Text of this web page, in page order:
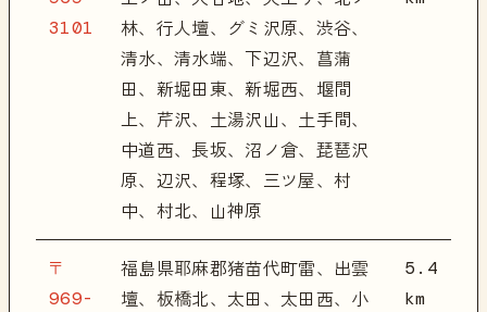
3101
林、行人壇、グミ沢原、渋谷、
清水、清水端、下辺沢、菖蒲
田、新堀田東、新堀西、堰間
上、芹沢、土湯沢山、土手間、
中道西、長坂、沼ノ倉、琵琶沢
原、辺沢、程塚、三ツ屋、村
中、村北、山神原
〒
969-
福島県耶麻郡猪苗代町雷、出雲
壇、板橋北、太田、太田西、小
5.4
km